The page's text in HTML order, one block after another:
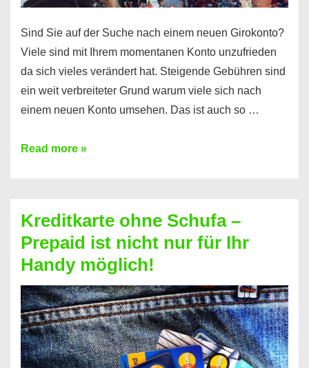
Sind Sie auf der Suche nach einem neuen Girokonto?
Viele sind mit Ihrem momentanen Konto unzufrieden
da sich vieles verändert hat. Steigende Gebühren sind
ein weit verbreiteter Grund warum viele sich nach
einem neuen Konto umsehen. Das ist auch so …
Konto
Neueröffnung
trotz
Schufaeintrag
möglich
Read more »
Kreditkarte ohne Schufa –
Prepaid ist nicht nur für Ihr
Handy möglich!